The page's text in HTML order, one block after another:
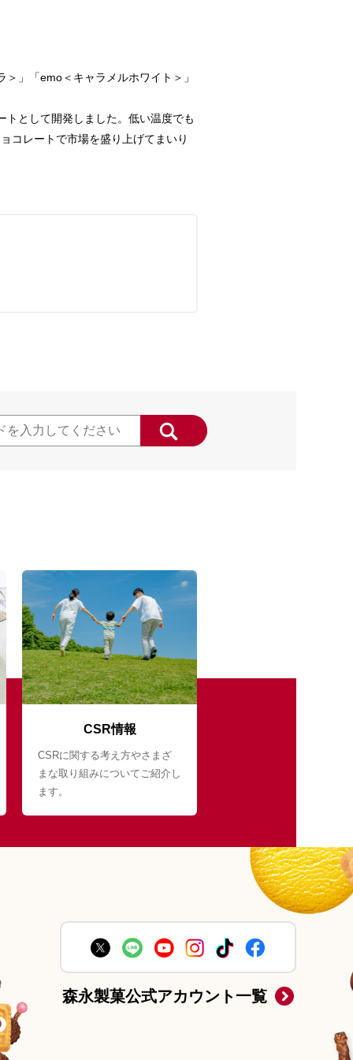
」「emo＜キャラメルホワイト＞」
として開発しました。低い温度でも
コレートで市場を盛り上げてまいり
CSR情報
CSRに関する考え方やさまざ
まな取り組みについてご紹介し
ます。
森永製菓公式アカウント一覧